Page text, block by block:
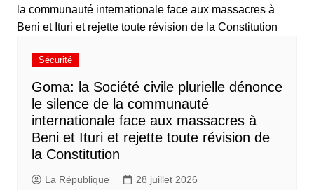
Sécurité
Goma: la Société civile plurielle dénonce
le silence de la communauté
internationale face aux massacres à
Beni et Ituri et rejette toute révision de
la Constitution
La République 28 juillet 2026